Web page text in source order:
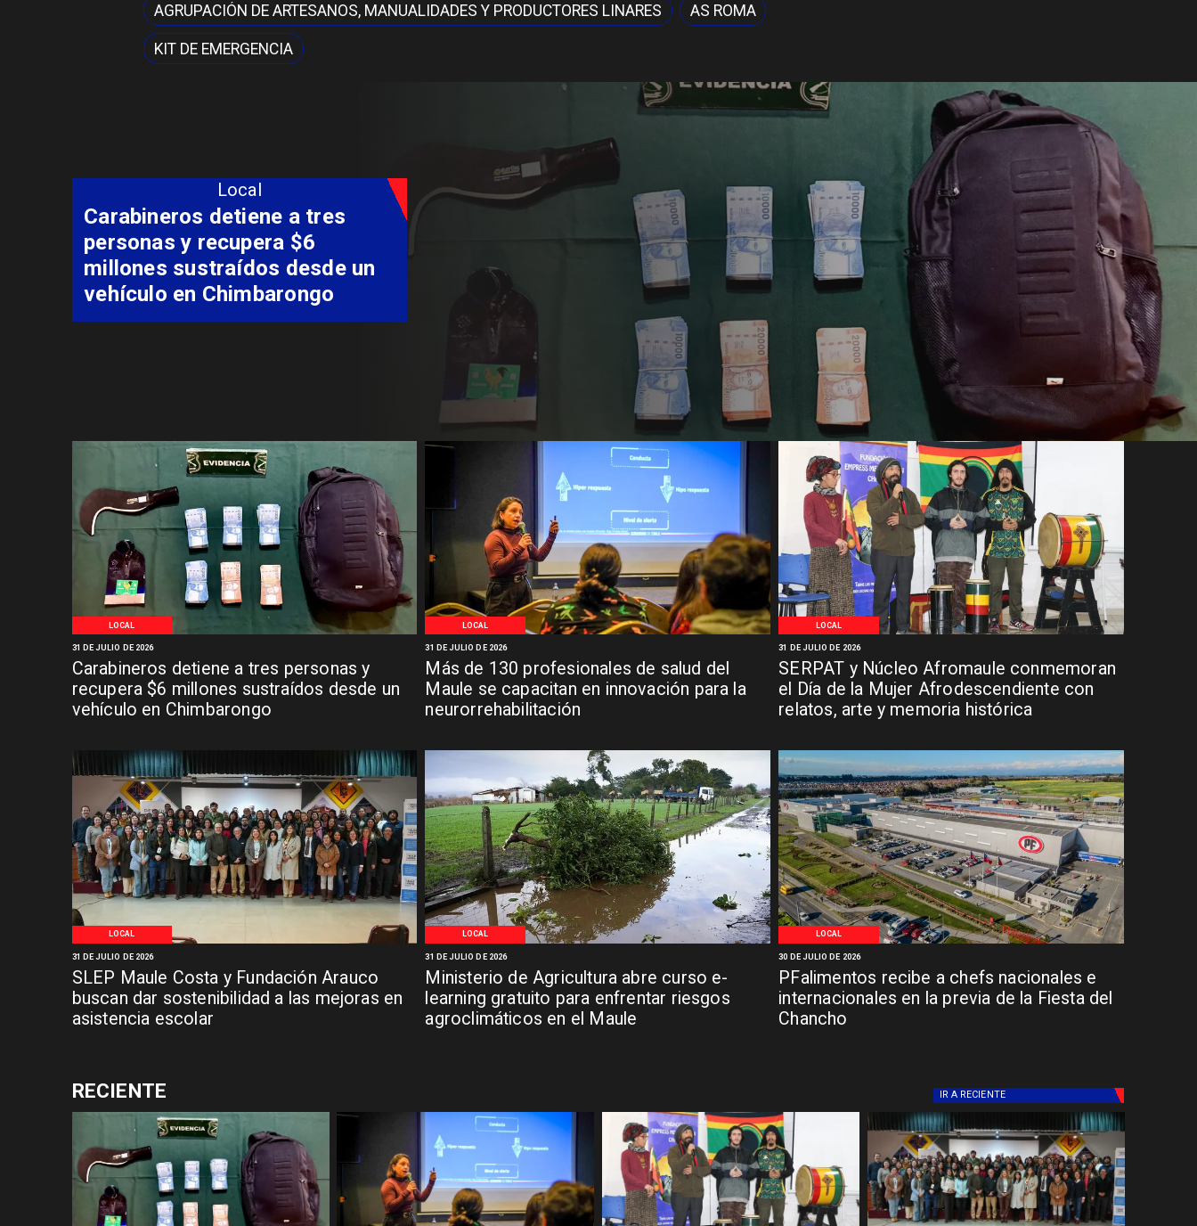
AGRUPACIÓN DE ARTESANOS, MANUALIDADES Y PRODUCTORES LINARES AS ROMA
KIT DE EMERGENCIA
LOCAL
Carabineros detiene a tres personas y
recupera $6 millones sustraídos desde un
vehículo en Chimbarongo
31 DE JULIO DE 2026
LOCAL
Más de 130 profesionales de salud del
Maule se capacitan en innovación para la
neurorrehabilitación
31 DE JULIO DE 2026
LOCAL
SERPAT y Núcleo Afromaule conmemoran
el Día de la Mujer Afrodescendiente con
relatos, arte y memoria histórica
31 DE JULIO DE 2026
LOCAL
SLEP Maule Costa y Fundación Arauco
buscan dar sostenibilidad a las mejoras en
asistencia escolar
31 DE JULIO DE 2026
LOCAL
Ministerio de Agricultura abre curso e-
learning gratuito para enfrentar riesgos
agroclimáticos en el Maule
31 DE JULIO DE 2026
LOCAL
PFalimentos recibe a chefs nacionales e
internacionales en la previa de la Fiesta del
Chancho
30 DE JULIO DE 2026
Local
Más de 130 profesionales de
salud del Maule se capacitan
en innovación para la
neurorrehabilitación
RECIENTE IR A RECIENTE